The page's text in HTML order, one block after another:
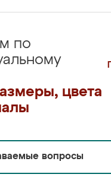
по
цвета
вопросы